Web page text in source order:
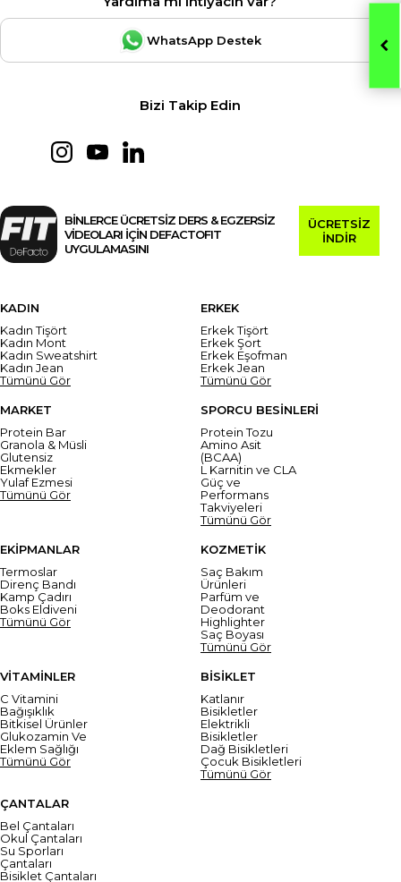
WhatsApp Destek
Bizi Takip Edin
BİNLERCE ÜCRETSİZ DERS & EGZERSİZ
VİDEOLARI İÇİN DEFACTOFIT
UYGULAMASINI
ÜCRETSİZ
İNDİR
KADIN
Kadın Tişört
Kadın Mont
Kadın Sweatshirt
Kadın Jean
Tümünü Gör
ERKEK
Erkek Tişört
Erkek Şort
Erkek Eşofman
Erkek Jean
Tümünü Gör
MARKET
Protein Bar
Granola & Müsli
Glutensiz
Ekmekler
Yulaf Ezmesi
Tümünü Gör
SPORCU BESİNLERİ
Protein Tozu
Amino Asit
(BCAA)
L Karnitin ve CLA
Güç ve
Performans
Takviyeleri
Tümünü Gör
EKİPMANLAR
Termoslar
Direnç Bandı
Kamp Çadırı
Boks Eldiveni
Tümünü Gör
KOZMETİK
Saç Bakım
Ürünleri
Parfüm ve
Deodorant
Highlighter
Saç Boyası
Tümünü Gör
VİTAMİNLER
C Vitamini
Bağışıklık
Bitkisel Ürünler
Glukozamin Ve
Eklem Sağlığı
Tümünü Gör
BİSİKLET
Katlanır
Bisikletler
Elektrikli
Bisikletler
Dağ Bisikletleri
Çocuk Bisikletleri
Tümünü Gör
ÇANTALAR
Bel Çantaları
Okul Çantaları
Su Sporları
Çantaları
Bisiklet Çantaları